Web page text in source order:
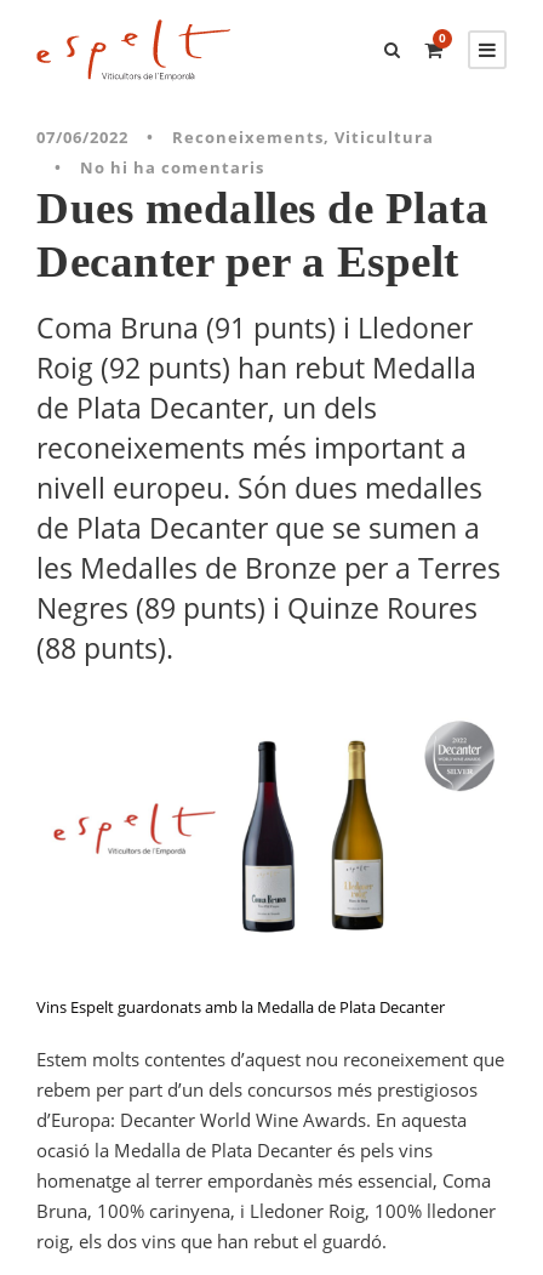
0
07/06/2022 • Reconeixements, Viticultura
•
No hi ha comentaris
Dues medalles de Plata
Decanter per a Espelt
Coma Bruna (91 punts) i Lledoner
Roig (92 punts) han rebut Medalla
de Plata Decanter, un dels
reconeixements més important a
nivell europeu. Són dues medalles
de Plata Decanter que se sumen a
les Medalles de Bronze per a Terres
Negres (89 punts) i Quinze Roures
(88 punts).
Vins Espelt guardonats amb la Medalla de Plata Decanter
Estem molts contentes d’aquest nou reconeixement que
rebem per part d’un dels concursos més prestigiosos
d’Europa: Decanter World Wine Awards. En aquesta
ocasió la Medalla de Plata Decanter és pels vins
homenatge al terrer empordanès més essencial, Coma
Bruna, 100% carinyena, i Lledoner Roig, 100% lledoner
roig, els dos vins que han rebut el guardó.